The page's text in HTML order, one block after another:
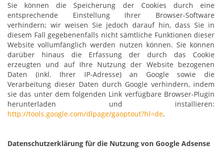
Sie können die Speicherung der Cookies durch eine
entsprechende Einstellung Ihrer Browser-Software
verhindern; wir weisen Sie jedoch darauf hin, dass Sie in
diesem Fall gegebenenfalls nicht sämtliche Funktionen dieser
Website vollumfänglich werden nutzen können. Sie können
darüber hinaus die Erfassung der durch das Cookie
erzeugten und auf Ihre Nutzung der Website bezogenen
Daten (inkl. Ihrer IP-Adresse) an Google sowie die
Verarbeitung dieser Daten durch Google verhindern, indem
sie das unter dem folgenden Link verfügbare Browser-Plugin
herunterladen und installieren:
http://tools.google.com/dlpage/gaoptout?hl=de.
Datenschutzerklärung für die Nutzung von Google Adsense